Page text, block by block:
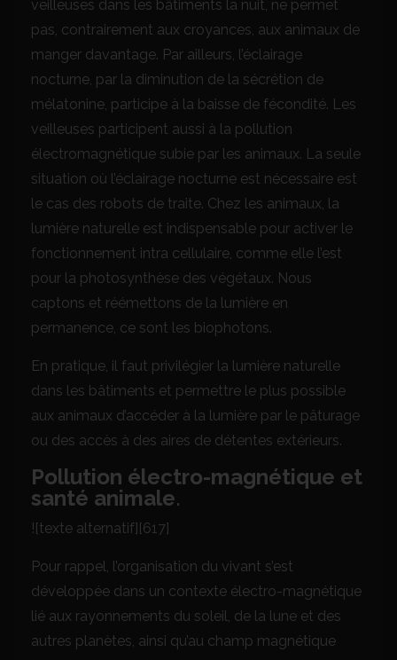
veilleuses dans les bâtiments la nuit, ne permet
pas, contrairement aux croyances, aux animaux de
manger davantage. Par ailleurs, l’éclairage
nocturne, par la diminution de la sécrétion de
mélatonine, participe à la baisse de fécondité. Les
veilleuses participent aussi à la pollution
électromagnétique subie par les animaux. La seule
situation où l’éclairage nocturne est nécessaire est
le cas des robots de traite. Chez les animaux, la
lumière naturelle est indispensable pour activer le
fonctionnement intra cellulaire, comme elle l’est
pour la photosynthèse des végétaux. Nous
captons et réémettons de la lumière en
permanence, ce sont les biophotons.
En pratique, il faut privilégier la lumière naturelle
dans les bâtiments et permettre le plus possible
aux animaux d’accéder à la lumière par le pâturage
ou des accès à des aires de détentes extérieurs.
Pollution électro-magnétique et
santé animale.
![texte alternatif][617]
Pour rappel, l’organisation du vivant s’est
développée dans un contexte électro-magnétique
lié aux rayonnements du soleil, de la lune et des
autres planètes, ainsi qu’au champ magnétique